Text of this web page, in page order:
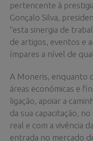
pertencente à
Gonçalo Silva,
“esta sinergia de
de artigos, eventos e
ímpares a nível de
A Moneris, enquanto
áreas económicas e
ligação, apoiar a
da sua capacitação,
real e com a vivência
entrada no mercado